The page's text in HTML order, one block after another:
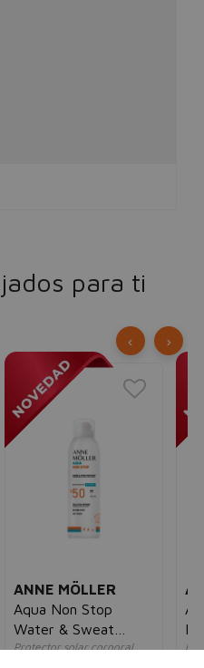
para ti
ANNE MÖLLER
Aqua Non Stop
Water & Sweat
Resistant SPF50
Protector solar corporal
&
‹ ›